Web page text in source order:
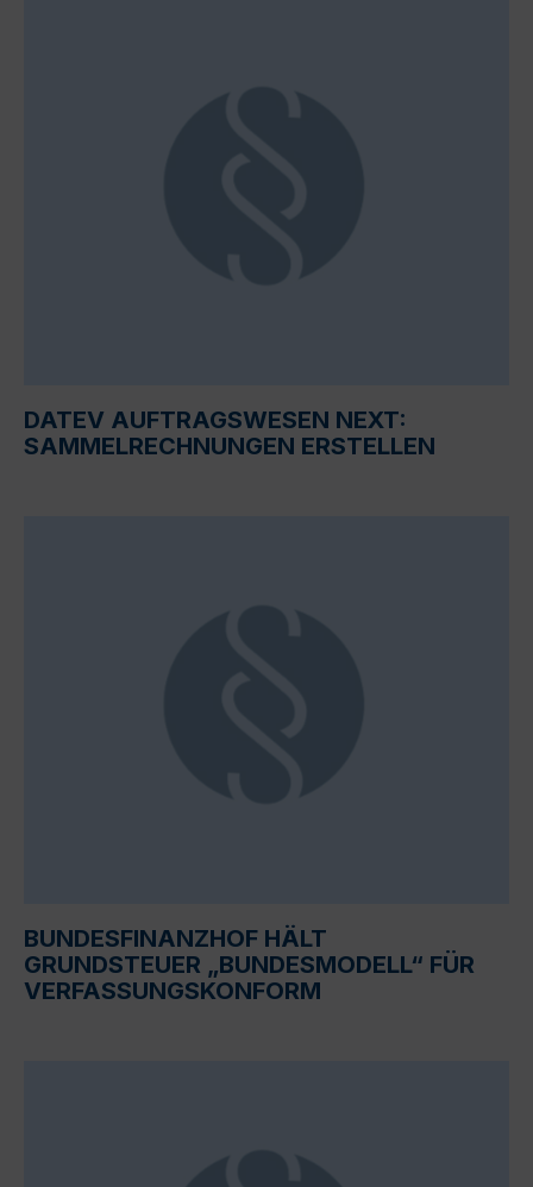
DATEV AUFTRAGSWESEN NEXT:
SAMMELRECHNUNGEN ERSTELLEN
BUNDESFINANZHOF HÄLT
GRUNDSTEUER „BUNDESMODELL“ FÜR
VERFASSUNGSKONFORM